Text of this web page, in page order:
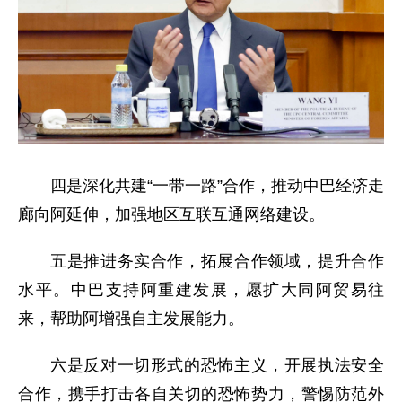
四是深化共建“一带一路”合作，推动中巴经济走
廊向阿延伸，加强地区互联互通网络建设。
五是推进务实合作，拓展合作领域，提升合作
水平。中巴支持阿重建发展，愿扩大同阿贸易往
来，帮助阿增强自主发展能力。
六是反对一切形式的恐怖主义，开展执法安全
合作，携手打击各自关切的恐怖势力，警惕防范外